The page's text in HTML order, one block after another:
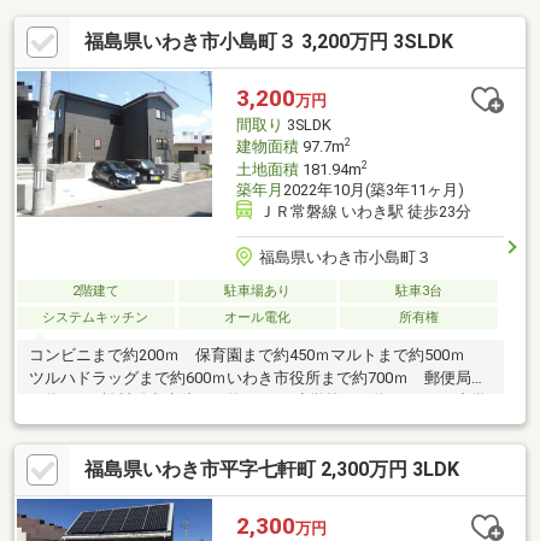
福島県いわき市小島町３ 3,200万円 3SLDK
3,200万円
間取り 3SLDK
建物面積97.7m2
土地面積181.94m2
築年月 2022年10月(築3年11ヶ月)
ＪＲ常磐線 いわき駅 徒歩23分
福島県いわき市小島町３
2階建て 駐車場あり
駐車3台
システムキッチン
オール電化 所有権
コンビニまで約200ｍ 保育園まで約450ｍマルトまで約500ｍ
ツルハドラッグまで約600ｍいわき市役所まで約700ｍ 郵便局ま
校まで約1.3ｋｍ
福島県いわき市平字七軒町 2,300万円 3LDK
2,300万円